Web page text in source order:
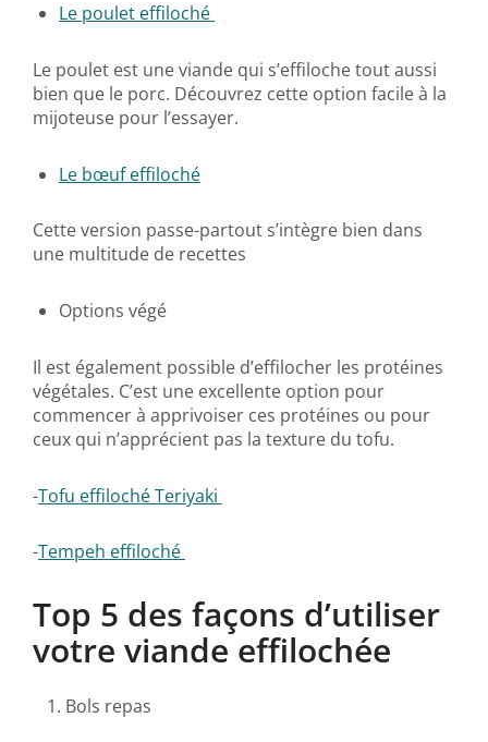
Le poulet effiloché
Le poulet est une viande qui s’effiloche tout aussi
bien que le porc. Découvrez cette option facile à la
mijoteuse pour l’essayer.
Le bœuf effiloché
Cette version passe-partout s’intègre bien dans
une multitude de recettes
Options végé
Il est également possible d’effilocher les protéines
végétales. C’est une excellente option pour
commencer à apprivoiser ces protéines ou pour
ceux qui n’apprécient pas la texture du tofu.
-Tofu effiloché Teriyaki
-Tempeh effiloché
Top 5 des façons d’utiliser
votre viande effilochée
Bols repas